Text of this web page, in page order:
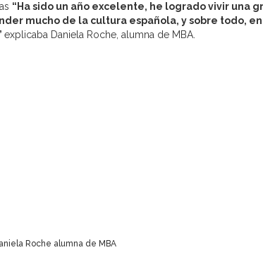
“Ha sido un año excelente, he logrado vivir una
mucho de la cultura española, y sobre todo,
explicaba Daniela Roche, alumna de MBA.
Roche alumna de MBA